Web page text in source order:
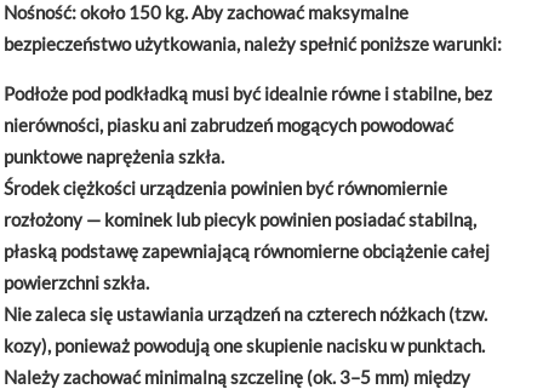
Nośność:około 150 kg. Aby zachować maksymalne
bezpieczeństwo użytkowania, należy spełnić poniższe warunki:
Podłoże pod podkładką musi być idealnie równe i stabilne, bez
nierówności, piasku ani zabrudzeń mogących powodować
punktowe naprężenia szkła.
Środek ciężkości urządzenia powinien być równomiernie
rozłożony — kominek lub piecyk powinien posiadać stabilną,
płaską podstawę zapewniającą równomierne obciążenie całej
powierzchni szkła.
Nie zaleca się ustawiania urządzeń na czterech nóżkach (tzw.
kozy), ponieważ powodują one skupienie nacisku w punktach.
Należy zachować minimalną szczelinę (ok. 3–5 mm) między